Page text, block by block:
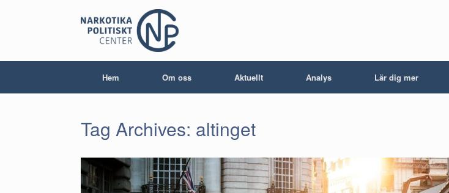
Hem Om oss Aktuellt Analys Lär dig mer
Tag Archives: altinget